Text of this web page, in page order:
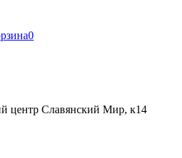
0
центр Славянский Мир, к14